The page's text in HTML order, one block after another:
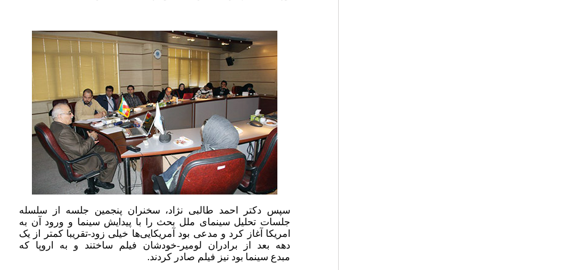
سپس دکتر احمد طالبی نژاد، سخنران پنجمین جلسه از سلسله
جلسات تحلیل سینمای ملل بحث را با پیدایش سینما و ورود آن به
امریکا آغاز کرد و مدعی بود آمریکایی‌ها خیلی زود-تقریبا کمتر از یک
دهه بعد از برادران لومیر-خودشان فیلم ساختند و به اروپا که
مبدع سینما بود نیز فیلم صادر کردند.